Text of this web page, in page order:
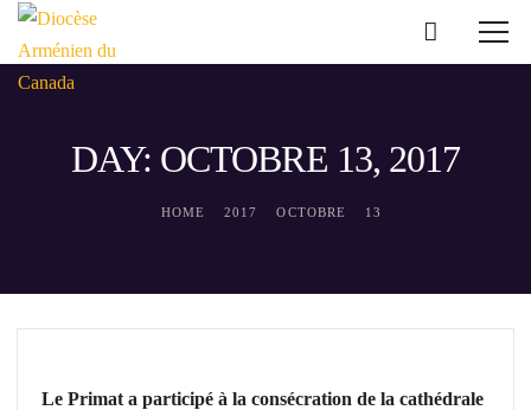
DAY: OCTOBRE 13, 2017
HOME 2017 OCTOBRE 13
Le Primat a participé à la consécration de la cathédrale